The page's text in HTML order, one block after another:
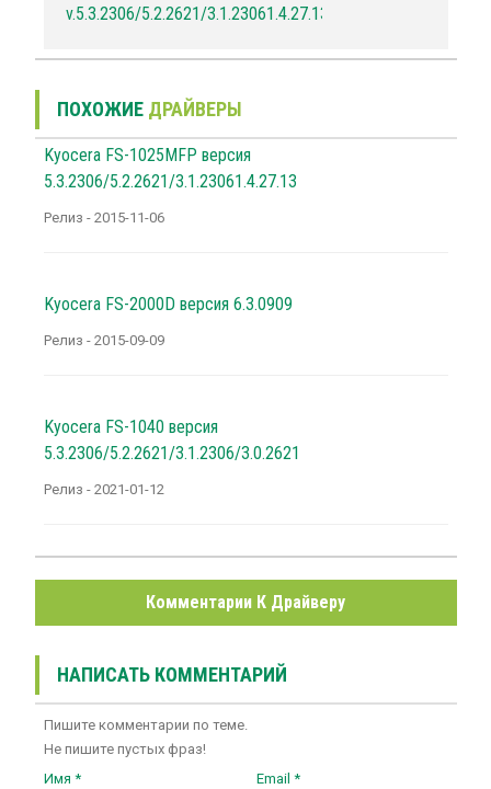
v.5.3.2306/5.2.2621/3.1.23061.4.27.13
ПОХОЖИЕ ДРАЙВЕРЫ
Kyocera FS-1025MFP версия
5.3.2306/5.2.2621/3.1.23061.4.27.13
Релиз - 2015-11-06
Kyocera FS-2000D версия 6.3.0909
Релиз - 2015-09-09
Kyocera FS-1040 версия
5.3.2306/5.2.2621/3.1.2306/3.0.2621
Релиз - 2021-01-12
Комментарии К Драйверу
НАПИСАТЬ КОММЕНТАРИЙ
Пишите комментарии по теме.
Не пишите пустых фраз!
Имя *
Email *